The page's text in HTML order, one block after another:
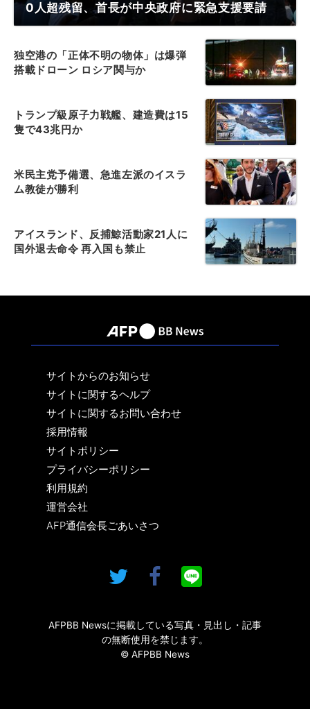
0人超残留、首長が中央政府に緊急支援要請
独空港の「正体不明の物体」は爆弾
搭載ドローン ロシア関与か
トランプ級原子力戦艦、建造費は15
隻で43兆円か
米民主党予備選、急進左派のイスラ
ム教徒が勝利
アイスランド、反捕鯨活動家21人に
国外退去命令 再入国も禁止
サイトからのお知らせ
サイトに関するヘルプ
サイトに関するお問い合わせ
採用情報
サイトポリシー
プライバシーポリシー
利用規約
運営会社
AFP通信会長ごあいさつ
AFPBB Newsに掲載している写真・見出し・記事
の無断使用を禁じます。
© AFPBB News